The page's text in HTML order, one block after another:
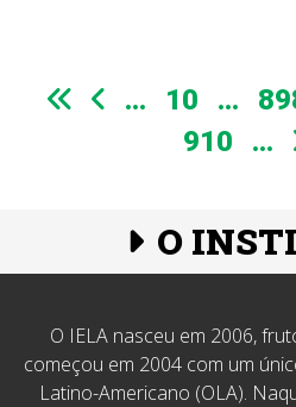
... 10 ...
910
...
O
O IELA nasceu em 2006,
começou em 2004 com um
Latino-Americano (OLA).